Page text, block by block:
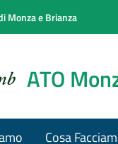
Monza e Brianza
ATO
Cosa